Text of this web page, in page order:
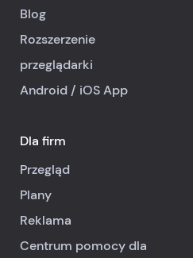
Blog
Rozszerzenie
przeglądarki
Android/ iOSApp
Dla firm
Przegląd
Plany
Reklama
Centrum pomocy dla